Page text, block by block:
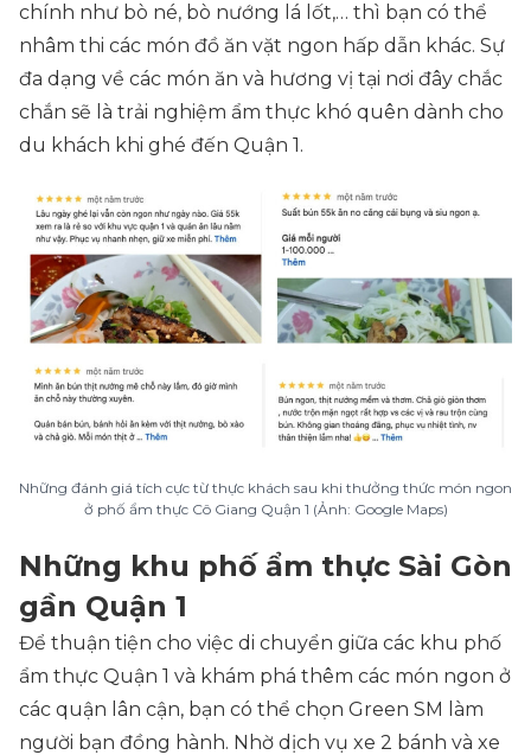
chính như bò né, bò nướng lá lốt,… thì bạn có thể
nhâm thi các món đồ ăn vặt ngon hấp dẫn khác. Sự
đa dạng về các món ăn và hương vị tại nơi đây chắc
chắn sẽ là trải nghiệm ẩm thực khó quên dành cho
du khách khi ghé đến Quận 1.
Những đánh giá tích cực từ thực khách sau khi thưởng thức món ngon
ở phố ẩm thực Cô Giang Quận 1 (Ảnh: Google Maps)
Những khu phố ẩm thực Sài Gòn
gần Quận 1
Để thuận tiện cho việc di chuyển giữa các khu phố
ẩm thực Quận 1 và khám phá thêm các món ngon ở
các quận lân cận, bạn có thể chọn Green SM làm
người bạn đồng hành. Nhờ dịch vụ xe 2 bánh và xe